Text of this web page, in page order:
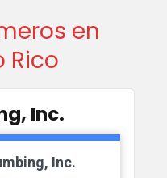
en
Rico
Inc.
Inc.